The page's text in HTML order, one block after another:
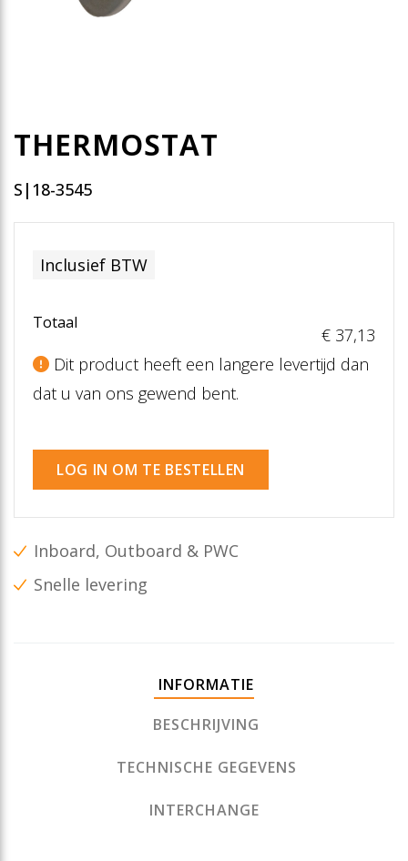
THERMOSTAT
S|18-3545
Inclusief BTW
Totaal
€ 37,13
Dit product heeft een langere levertijd dan
dat u van ons gewend bent.
LOG IN OM TE BESTELLEN
Inboard, Outboard & PWC
Snelle levering
INFORMATIE
BESCHRIJVING
TECHNISCHE GEGEVENS
INTERCHANGE